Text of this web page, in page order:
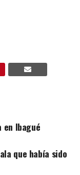
en Ibagué
que había sido